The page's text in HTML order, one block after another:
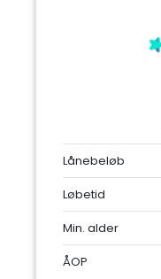
Lånebeløb
Løbetid
Min. alder
ÅOP